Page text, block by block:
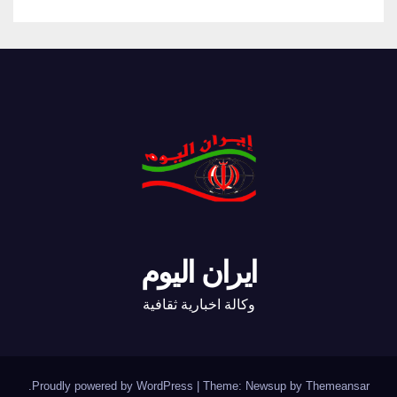
ايران اليوم
وكالة اخبارية ثقافية
Proudly powered by WordPress Theme: Newsup by Themeansar
.